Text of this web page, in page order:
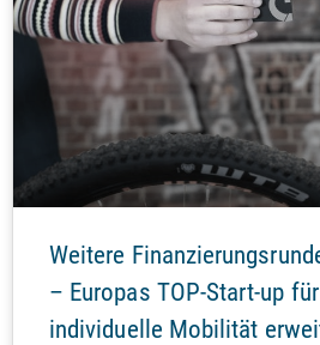
Weitere
– Europas TOP-Start-up
individuelle Mobilität